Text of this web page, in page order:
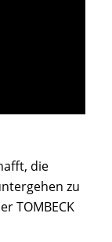
die
zu
TOMBECK